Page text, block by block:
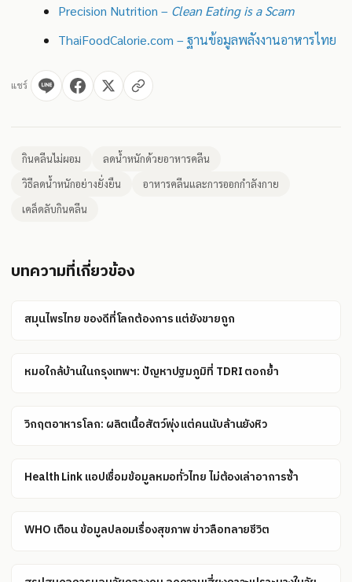
Precision Nutrition – Clean Eating is a Scam
ThaiFoodCalorie.com – ฐานข้อมูลพลังงานอาหารไทย
แชร์
กินคลีนไม่ผอม
ลดน้ำหนักด้วยอาหารคลีน
วิธีลดน้ำหนักอย่างยั่งยืน
อาหารคลีนและการออกกำลังกาย
เคล็ดลับกินคลีน
บทความที่เกี่ยวข้อง
สมุนไพรไทย ของดีที่โลกต้องการ แต่ยังขายถูก
หมอใกล้บ้านในกรุงเทพฯ: ปัญหาปฐมภูมิที่ TDRI ตอกย้ำ
วิกฤตอาหารโลก: ผลิตเนื้อสัตว์พุ่ง แต่คนนับล้านยังหิว
Health Link แอปเชื่อมข้อมูลหมอทั่วไทย ไม่ต้องเล่าอาการซ้ำ
WHO เตือน ข้อมูลปลอมเรื่องสุขภาพ ข่าวลือทลายชีวิต